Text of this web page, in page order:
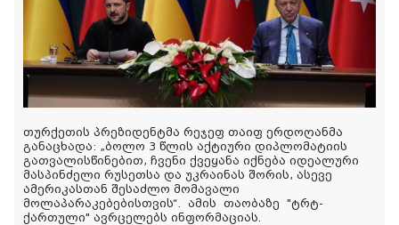
თურქეთის პრეზიდენტმა რეჯეფ თაიფ ერდოღანმა
განაცხადა: „ბოლო 3 წლის აქტიური დიპლომატიის
გათვალისწინებით, ჩვენი ქვეყანა იქნება იდეალური
მასპინძელი რუსეთსა და უკრაინას შორის, ასევე
ამერიკასთან შესაძლო მომავალი
მოლაპარაკებებისთვის“. ამის თაობაზე "ტრტ-
ქართული" ავრცელებს ინფორმაციას.